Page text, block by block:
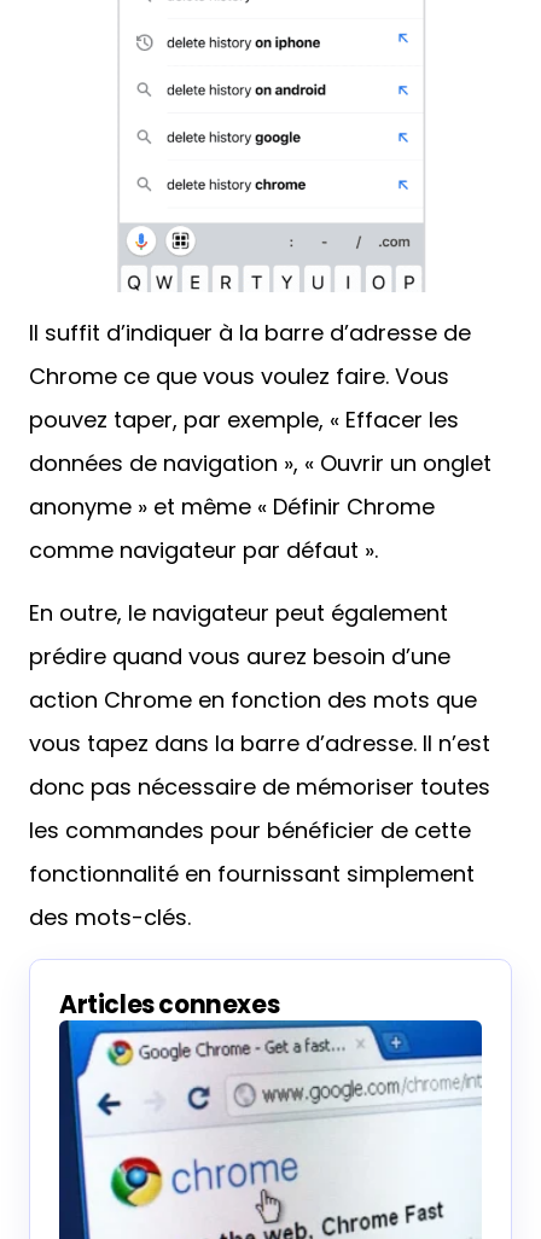
Il suffit d’indiquer à la barre d’adresse de
Chrome ce que vous voulez faire. Vous
pouvez taper, par exemple, « Effacer les
données de navigation », « Ouvrir un onglet
anonyme » et même « Définir Chrome
comme navigateur par défaut ».
En outre, le navigateur peut également
prédire quand vous aurez besoin d’une
action Chrome en fonction des mots que
vous tapez dans la barre d’adresse. Il n’est
donc pas nécessaire de mémoriser toutes
les commandes pour bénéficier de cette
fonctionnalité en fournissant simplement
des mots-clés.
Articles connexes